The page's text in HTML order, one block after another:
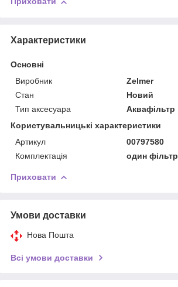
Характеристики
Основні
Виробник
Zelmer
Стан
Новий
Тип аксесуара
Аквафільтр
Користувальницькі характеристики
Артикул
00797580
Комплектація
один фільтр
Приховати
Умови доставки
Нова Пошта
Всі умови доставки